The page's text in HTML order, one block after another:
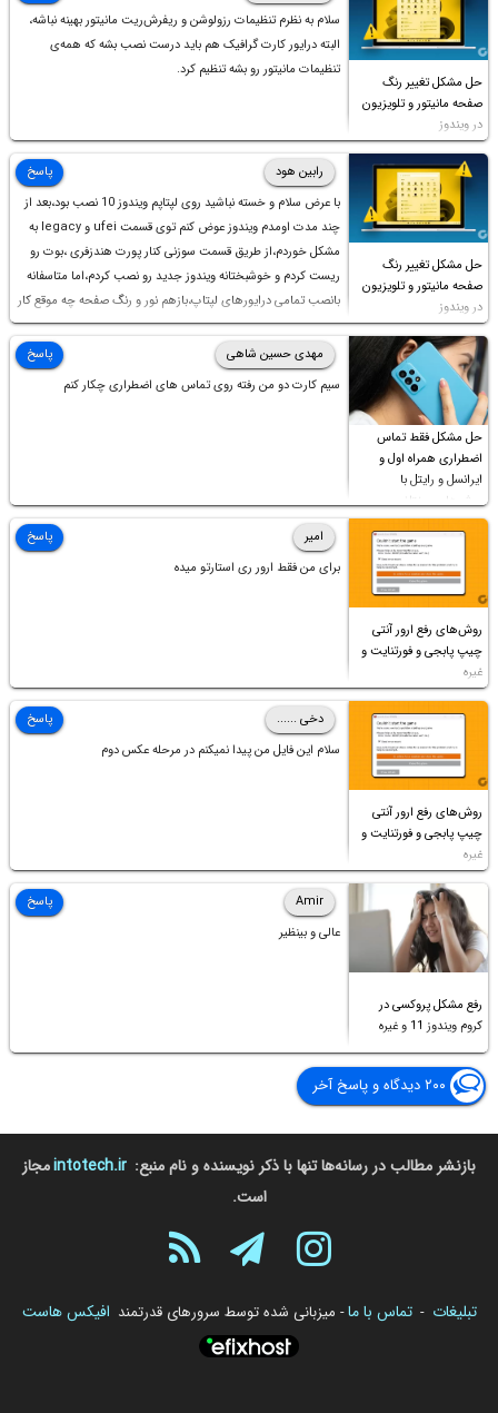
حل مشکل تغییر رنگ
صفحه مانیتور و تلویزیون
در ویندوز
سلام به نظرم تنظیمات رزولوشن و ریفرش‌ریت مانیتور بهینه نباشه،
البته درایور کارت گرافیک هم باید درست نصب بشه که همه‌ی
تنظیمات مانیتور رو بشه تنظیم کرد.
حل مشکل تغییر رنگ
صفحه مانیتور و تلویزیون
در ویندوز
رابین هود
با عرض سلام و خسته نباشید روی لپتاپم ویندوز 10 نصب بود،بعد از
چند مدت اومدم ویندوز عوض کنم توی قسمت ufei و legacy به
مشکل خوردم،از طریق قسمت سوزنی کنار پورت هندزفری ،بوت رو
ریست کردم و خوشبختانه ویندوز جدید رو نصب کردم،اما متاسفانه
بانصب تمامی درایورهای لپتاپ،بازهم نور و رنگ صفحه چه موقع کار
چه موقع پخش فیلم مثل سابق نیست(نور زیاده و بی کیفیت)،با
ابدیت کردن کارت گرافیک،کالیبره کردن و غیره هم نور و رنگ درست
نشد (انگار تصویر ماته)، خواهشمند است راهنمایی فرمایید باتشکر
پاسخ
حل مشکل فقط تماس
اضطراری همراه اول و
ایرانسل و رایتل با
روش‌های مختلف
مهدی حسین شاهی
سیم کارت دو من رفته روی تماس های اضطراری چکار کنم
پاسخ
روش‌های رفع ارور آنتی
چیپ پابجی و فورتنایت و
غیره
امیر
برای من فقط ارور ری استارتو میده
پاسخ
روش‌های رفع ارور آنتی
چیپ پابجی و فورتنایت و
غیره
دخی ......
سلام این فایل من پیدا نمیکنم در مرحله عکس دوم
پاسخ
رفع مشکل پروکسی در
کروم ویندوز 11 و غیره
Amir
عالی و بینظیر
پاسخ
۲۰۰ دیدگاه و پاسخ آخر
بازنشر مطالب در رسانه‌ها تنها با ذکر نویسنده و نام منبع: intotech.irمجاز
است.
تبلیغات - تماس با ما- میزبانی شده توسط سرورهای قدرتمند افیکس هاست